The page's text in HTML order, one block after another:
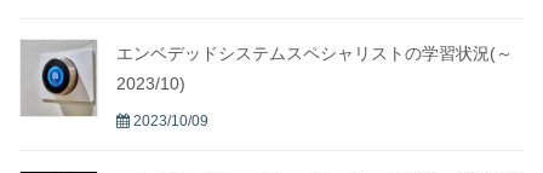
エンベデッドシステムスペシャリストの学習状況(～
2023/10)
2023/10/09